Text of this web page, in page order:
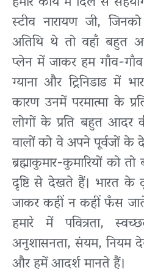
स्टीव नारायण जी,
अतिथि थे तो वहाँ बहुत
प्लेन में जाकर हम गाँव-
ग्याना और ट्रिनिडाड
कारण उनमें परमात्मा के
लोगों के प्रति बहुत आदर
वालों को वे अपने पूर्वजों
ब्रह्माकुमार-कुमारियों को
दृष्टि से देखते हैं। भारत के
जाकर कहीं न कहीं फँस जाते
हमारे में पवित्रता,
अनुशासनता, संयम,
और हमें आदर्श मानते हैं।